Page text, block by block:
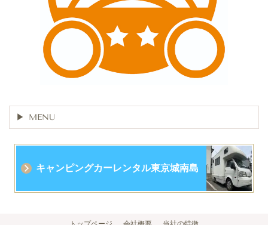
MENU
キャンピングカーレンタル東京城南島